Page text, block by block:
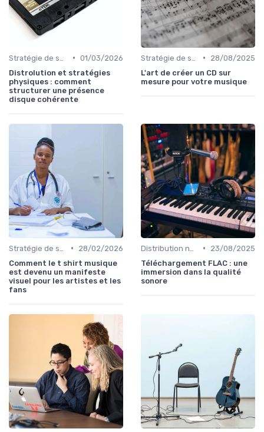
• 01/03/2026
Distrolution et stratégies
physiques : comment
structurer une présence
disque cohérente
•
28/08/2025
L'art de créer un CD sur
mesure pour votre musique
•
28/02/2026
Comment le t shirt musique
est devenu un manifeste
visuel pour les artistes et les
fans
•
23/08/2025
Téléchargement FLAC : une
immersion dans la qualité
sonore